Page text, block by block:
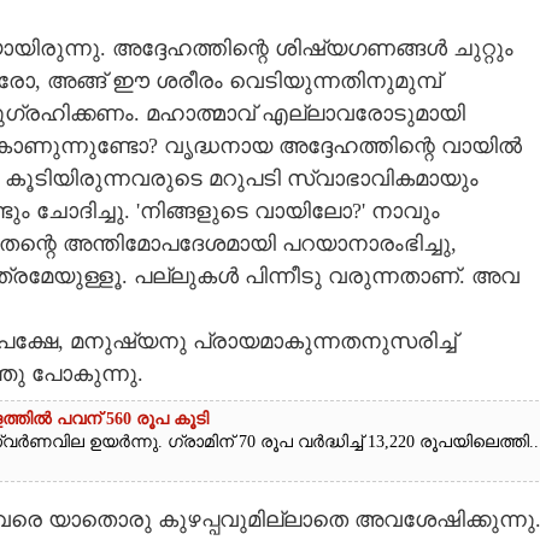
അദ്ദേഹത്തിന്റെ ശിഷ്യഗണങ്ങൾ ചുറ്റും
അങ്ങ് ഈ ശരീരം വെടിയുന്നതിനുമുമ്പ്
മഹാത്മാവ് എല്ലാവരോടുമായി
വൃദ്ധനായ അദ്ദേഹത്തിന്റെ വായിൽ
മറുപടി സ്വാഭാവികമായും
ചോദിച്ചു. 'നിങ്ങളുടെ വായിലോ?' നാവും
അന്തിമോപദേശമായി പറയാനാരംഭിച്ചു,
പല്ലുകൾ പിന്നീടു വരുന്നതാണ്. അവ
മനുഷ്യനു പ്രായമാകുന്നതനുസരിച്ച്
പോകുന്നു.
പവന് 560 രൂപ കൂടി
ഉയർന്നു. ഗ്രാമിന് 70 രൂപ വർദ്ധിച്ച് 13,220
യാതൊരു കുഴപ്പവുമില്ലാതെ